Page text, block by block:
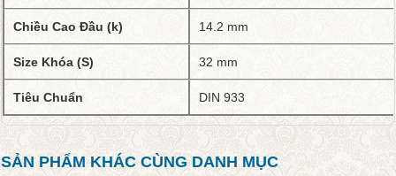
Chiều Cao Đầu (k) 14.2 mm
Size Khóa (S) 32 mm
Tiêu Chuẩn DIN 933
SẢN PHẨM KHÁC CÙNG DANH MỤC